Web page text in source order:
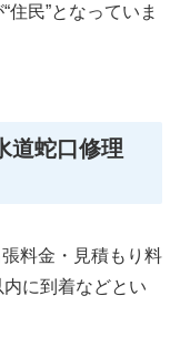
民”となっていま
道蛇口修理
料金・見積もり料
に到着などとい